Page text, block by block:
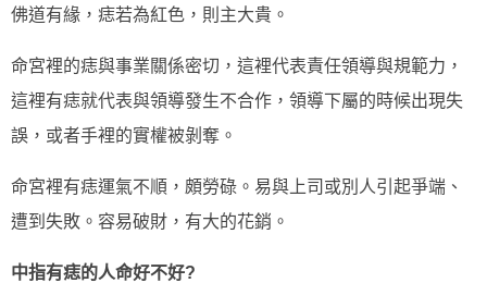
佛道有緣，痣若為紅色，則主大貴。
命宮裡的痣與事業關係密切，這裡代表責任領導與規範力，
這裡有痣就代表與領導發生不合作，領導下屬的時候出現失
誤，或者手裡的實權被剝奪。
命宮裡有痣運氣不順，頗勞碌。易與上司或別人引起爭端、
遭到失敗。容易破財，有大的花銷。
中指有痣的人命好不好?